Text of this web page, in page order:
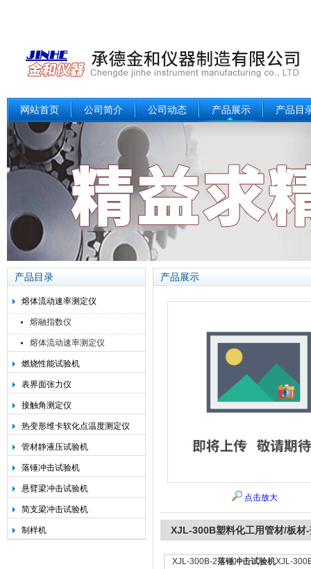
网站首页 公司简介 公司动态 产品展示 产品目
产品目录
熔体流动速率测定仪
熔融指数仪
熔体流动速率测定仪
燃烧性能试验机
表界面张力仪
接触角测定仪
热变形维卡软化点温度测定仪
管材静液压试验机
落锤冲击试验机
悬臂梁冲击试验机
简支梁冲击试验机
制样机
产品展示
点击放大
XJL-300B塑料化工用管材/板材
XJL-300B-2落锤冲击试验机XJL-